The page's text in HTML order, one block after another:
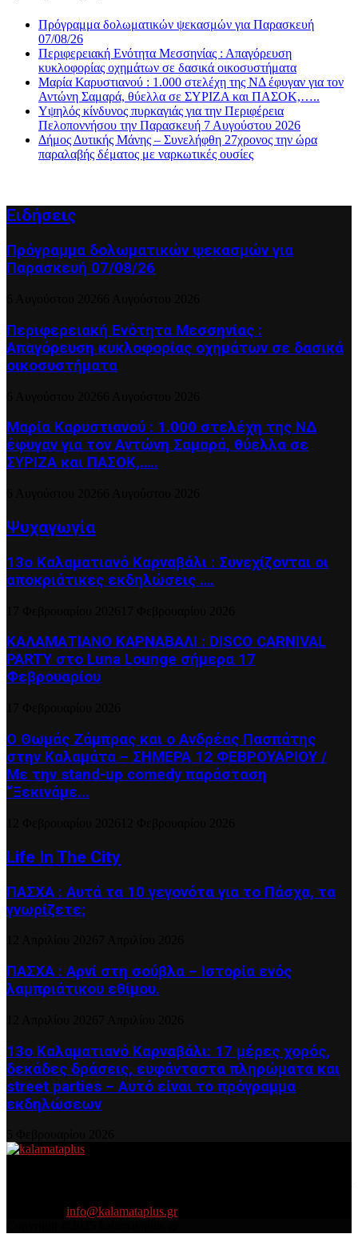
Πρόγραμμα δολωματικών ψεκασμών για Παρασκευή
07/08/26
Περιφερειακή Ενότητα Μεσσηνίας : Απαγόρευση
κυκλοφορίας οχημάτων σε δασικά οικοσυστήματα
Μαρία Καρυστιανού : 1.000 στελέχη της ΝΔ έφυγαν για τον
Αντώνη Σαμαρά, θύελλα σε ΣΥΡΙΖΑ και ΠΑΣΟΚ,…..
Υψηλός κίνδυνος πυρκαγιάς για την Περιφέρεια
Πελοποννήσου την Παρασκευή 7 Αυγούστου 2026
Δήμος Δυτικής Μάνης – Συνελήφθη 27χρονος την ώρα
παραλαβής δέματος με ναρκωτικές ουσίες
Ειδήσεις
Πρόγραμμα δολωματικών ψεκασμών για
Παρασκευή 07/08/26
Περιφερειακή Ενότητα Μεσσηνίας :
Απαγόρευση κυκλοφορίας οχημάτων σε δασικά
οικοσυστήματα
Μαρία Καρυστιανού : 1.000 στελέχη της ΝΔ
έφυγαν για τον Αντώνη Σαμαρά, θύελλα σε
ΣΥΡΙΖΑ και ΠΑΣΟΚ,…..
Ψυχαγωγία
13ο Καλαματιανό Καρναβάλι : Συνεχίζονται οι
αποκριάτικες εκδηλώσεις ….
ΚΑΛΑΜΑΤΙΑΝΟ ΚΑΡΝΑΒΑΛΙ : DISCO CARNIVAL
PARTY στο Luna Lounge σήμερα 17
Φεβρουαρίου
Ο Θωμάς Ζάμπρας και ο Ανδρέας Πασπάτης
στην Καλαμάτα – ΣΗΜΕΡΑ 12 ΦΕΒΡΟΥΑΡΙΟΥ /
Με την stand-up comedy παράσταση
“Ξεκινάμε...
Life In The City
ΠΑΣΧΑ : Αυτά τα 10 γεγονότα για το Πάσχα, τα
γνωρίζετε;
ΠΑΣΧΑ : Αρνί στη σούβλα – Ιστορία ενός
λαμπριάτικου εθίμου.
13ο Καλαματιανό Καρναβάλι: 17 μέρες χορός,
δεκάδες δράσεις, ευφάνταστα πληρώματα και
street parties – Αυτό είναι το πρόγραμμα
εκδηλώσεων
info@kalamataplus.gr